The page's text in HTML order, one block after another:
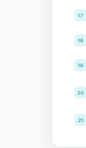
17
18
19
20
21